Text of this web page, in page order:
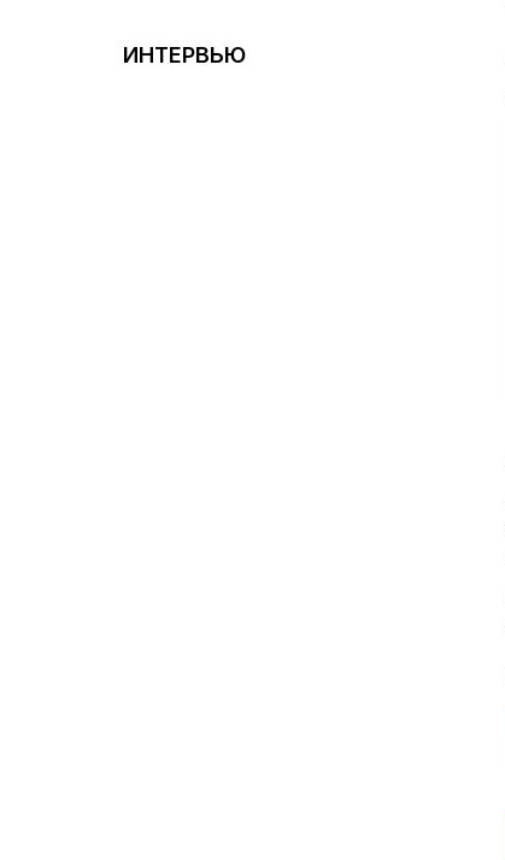
ИНТЕРВЬЮ